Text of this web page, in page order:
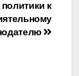
политики к